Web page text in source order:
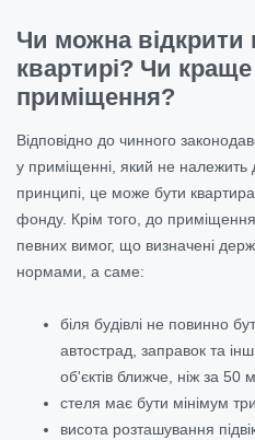
Чи можна відкрити
квартирі? Чи
приміщення?
Відповідно до чинного
у приміщенні, який не
принципі, це може бути
фонду. Крім того, до
певних вимог, що визначені
нормами, а саме:
біля будівлі не повинно
автострад, заправок та
об'єктів ближче, ніж за 50
стеля має бути мінімум
висота розташування